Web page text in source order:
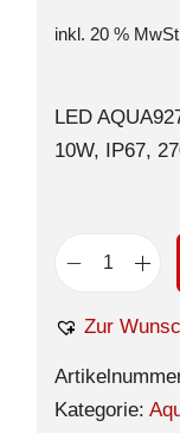
inkl. 20 %
LED
10W, IP67,
Zur
Kategorie: